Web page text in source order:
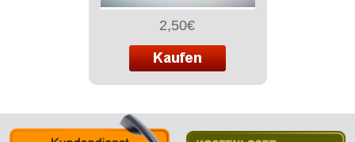
2,50€